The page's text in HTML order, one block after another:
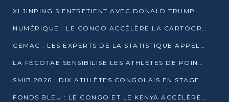
XI JINPING S’ENTRETIENT AVEC DONALD TRUMP À BEIJING
NUMÉRIQUE : LE CONGO ACCÉLÈRE LA CARTOGRAPHIE DE SES INFRASTRUCTURES DIGITALES
CEMAC : LES EXPERTS DE LA STATISTIQUE APPELLENT À RENFORCER LA SÉCURISATION DES DONNÉES
LA FÉCOTAE SENSIBILISE LES ATHLÈTES DE POINTE-NOIRE À L’HYGIÈNE ALIMENTA
SMIB 2026 : DIX ATHLÈTES CONGOLAIS EN STAGE AU KENYA
FONDS BLEU : LE CONGO ET LE KENYA ACCÉLÈRENT LA MOBILISATION DES FINANCEMENTS